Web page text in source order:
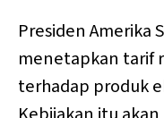
Presiden Amerika
menetapkan tarif
terhadap produk